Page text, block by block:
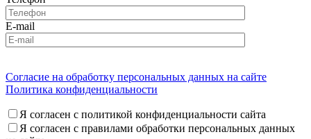
E-mail
Согласие на обработку персональных данных на сайте
Политика конфиденциальности
Я согласен с политикой конфиденциальности сайта
Я согласен с правилами обработки персональных данных